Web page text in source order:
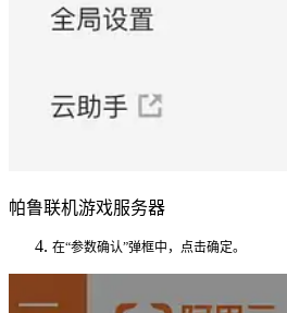
帕鲁联机游戏服务器
在“参数确认”弹框中， 点击确定。